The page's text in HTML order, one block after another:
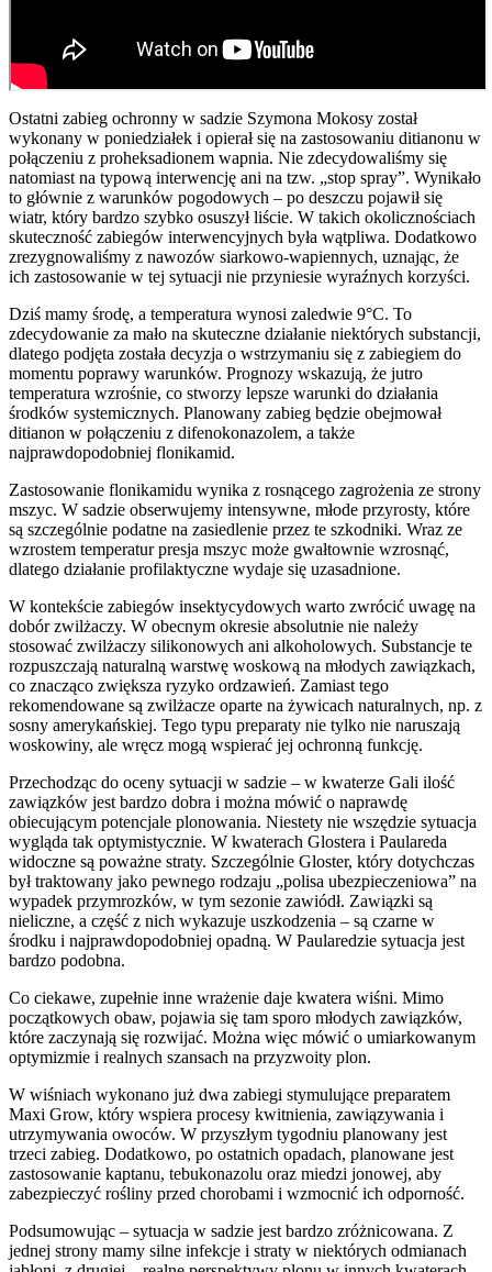
Ostatni zabieg ochronny w sadzie Szymona Mokosy został
wykonany w poniedziałek i opierał się na zastosowaniu ditianonu w
połączeniu z proheksadionem wapnia. Nie zdecydowaliśmy się
natomiast na typową interwencję ani na tzw. „stop spray”. Wynikało
to głównie z warunków pogodowych – po deszczu pojawił się
wiatr, który bardzo szybko osuszył liście. W takich okolicznościach
skuteczność zabiegów interwencyjnych była wątpliwa. Dodatkowo
zrezygnowaliśmy z nawozów siarkowo-wapiennych, uznając, że
ich zastosowanie w tej sytuacji nie przyniesie wyraźnych korzyści.
Dziś mamy środę, a temperatura wynosi zaledwie 9°C. To
zdecydowanie za mało na skuteczne działanie niektórych substancji,
dlatego podjęta została decyzja o wstrzymaniu się z zabiegiem do
momentu poprawy warunków. Prognozy wskazują, że jutro
temperatura wzrośnie, co stworzy lepsze warunki do działania
środków systemicznych. Planowany zabieg będzie obejmował
ditianon w połączeniu z difenokonazolem, a także
najprawdopodobniej flonikamid.
Zastosowanie flonikamidu wynika z rosnącego zagrożenia ze strony
mszyc. W sadzie obserwujemy intensywne, młode przyrosty, które
są szczególnie podatne na zasiedlenie przez te szkodniki. Wraz ze
wzrostem temperatur presja mszyc może gwałtownie wzrosnąć,
dlatego działanie profilaktyczne wydaje się uzasadnione.
W kontekście zabiegów insektycydowych warto zwrócić uwagę na
dobór zwilżaczy. W obecnym okresie absolutnie nie należy
stosować zwilżaczy silikonowych ani alkoholowych. Substancje te
rozpuszczają naturalną warstwę woskową na młodych zawiązkach,
co znacząco zwiększa ryzyko ordzawień. Zamiast tego
rekomendowane są zwilżacze oparte na żywicach naturalnych, np. z
sosny amerykańskiej. Tego typu preparaty nie tylko nie naruszają
woskowiny, ale wręcz mogą wspierać jej ochronną funkcję.
Przechodząc do oceny sytuacji w sadzie – w kwaterze Gali ilość
zawiązków jest bardzo dobra i można mówić o naprawdę
obiecującym potencjale plonowania. Niestety nie wszędzie sytuacja
wygląda tak optymistycznie. W kwaterach Glostera i Paulareda
widoczne są poważne straty. Szczególnie Gloster, który dotychczas
był traktowany jako pewnego rodzaju „polisa ubezpieczeniowa” na
wypadek przymrozków, w tym sezonie zawiódł. Zawiązki są
nieliczne, a część z nich wykazuje uszkodzenia – są czarne w
środku i najprawdopodobniej opadną. W Paularedzie sytuacja jest
bardzo podobna.
Co ciekawe, zupełnie inne wrażenie daje kwatera wiśni. Mimo
początkowych obaw, pojawia się tam sporo młodych zawiązków,
które zaczynają się rozwijać. Można więc mówić o umiarkowanym
optymizmie i realnych szansach na przyzwoity plon.
W wiśniach wykonano już dwa zabiegi stymulujące preparatem
Maxi Grow, który wspiera procesy kwitnienia, zawiązywania i
utrzymywania owoców. W przyszłym tygodniu planowany jest
trzeci zabieg. Dodatkowo, po ostatnich opadach, planowane jest
zastosowanie kaptanu, tebukonazolu oraz miedzi jonowej, aby
zabezpieczyć rośliny przed chorobami i wzmocnić ich odporność.
Podsumowując – sytuacja w sadzie jest bardzo zróżnicowana. Z
jednej strony mamy silne infekcje i straty w niektórych odmianach